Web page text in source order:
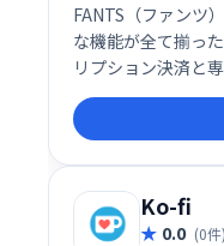
FANTS（ファンツ
な機能が全て揃っ
リプション決済と
始められます。会
充実しており、ス
軽にオンラインサ
Ko-fi
0.0 (0件)